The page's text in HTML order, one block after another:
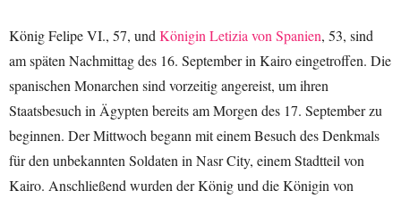
König Felipe VI., 57, und Königin Letizia von Spanien, 53, sind
am späten Nachmittag des 16. September in Kairo eingetroffen. Die
spanischen Monarchen sind vorzeitig angereist, um ihren
Staatsbesuch in Ägypten bereits am Morgen des 17. September zu
beginnen. Der Mittwoch begann mit einem Besuch des Denkmals
für den unbekannten Soldaten in Nasr City, einem Stadtteil von
Kairo. Anschließend wurden der König und die Königin von